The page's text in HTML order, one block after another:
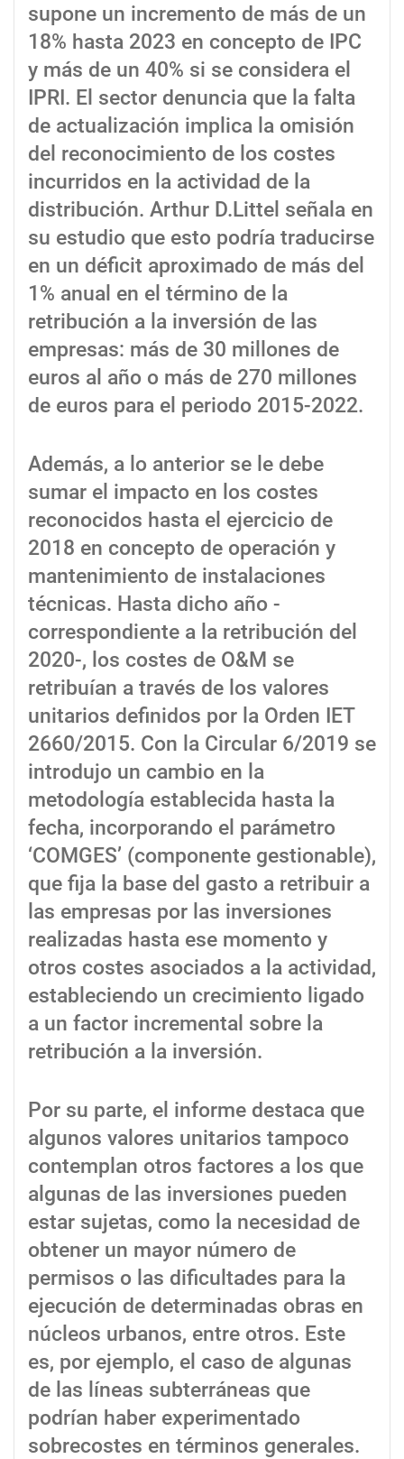
supone un incremento de más de un
18% hasta 2023 en concepto de IPC
y más de un 40% si se considera el
IPRI. El sector denuncia que la falta
de actualización implica la omisión
del reconocimiento de los costes
incurridos en la actividad de la
distribución. Arthur D.Littel señala en
su estudio que esto podría traducirse
en un déficit aproximado de más del
1% anual en el término de la
retribución a la inversión de las
empresas: más de 30 millones de
euros al año o más de 270 millones
de euros para el periodo 2015-2022.
Además, a lo anterior se le debe
sumar el impacto en los costes
reconocidos hasta el ejercicio de
2018 en concepto de operación y
mantenimiento de instalaciones
técnicas. Hasta dicho año -
correspondiente a la retribución del
2020-, los costes de O&M se
retribuían a través de los valores
unitarios definidos por la Orden IET
2660/2015. Con la Circular 6/2019 se
introdujo un cambio en la
metodología establecida hasta la
fecha, incorporando el parámetro
‘COMGES’ (componente gestionable),
que fija la base del gasto a retribuir a
las empresas por las inversiones
realizadas hasta ese momento y
otros costes asociados a la actividad,
estableciendo un crecimiento ligado
a un factor incremental sobre la
retribución a la inversión.
Por su parte, el informe destaca que
algunos valores unitarios tampoco
contemplan otros factores a los que
algunas de las inversiones pueden
estar sujetas, como la necesidad de
obtener un mayor número de
permisos o las dificultades para la
ejecución de determinadas obras en
núcleos urbanos, entre otros. Este
es, por ejemplo, el caso de algunas
de las líneas subterráneas que
podrían haber experimentado
sobrecostes en términos generales.